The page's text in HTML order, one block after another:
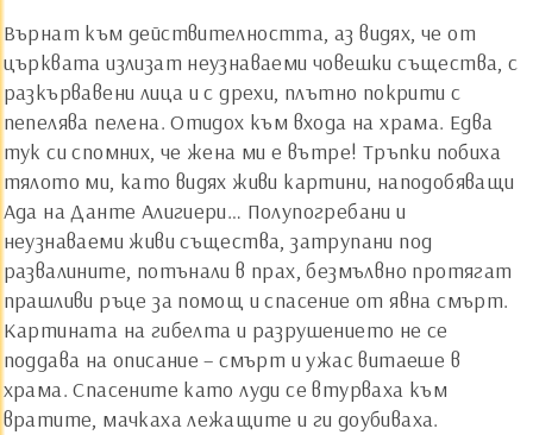
Върнат към действителността, аз видях, че от
църквата излизат неузнаваеми човешки същества, с
разкървавени лица и с дрехи, плътно покрити с
пепелява пелена. Отидох към входа на храма. Едва
тук си спомних, че жена ми е вътре! Тръпки побиха
тялото ми, като видях живи картини, наподобяващи
Ада на Данте Алигиери… Полупогребани и
неузнаваеми живи същества, затрупани под
развалините, потънали в прах, безмълвно протягат
прашливи ръце за помощ и спасение от явна смърт.
Картината на гибелта и разрушението не се
поддава на описание – смърт и ужас витаеше в
храма. Спасените като луди се втурваха към
вратите, мачкаха лежащите и ги доубиваха.